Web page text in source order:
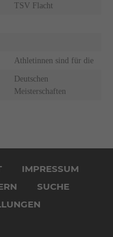
TSV Flacht
Athletinnen sind für die
Deutschen
Meisterschaften
IMPRESSUM
SUCHE